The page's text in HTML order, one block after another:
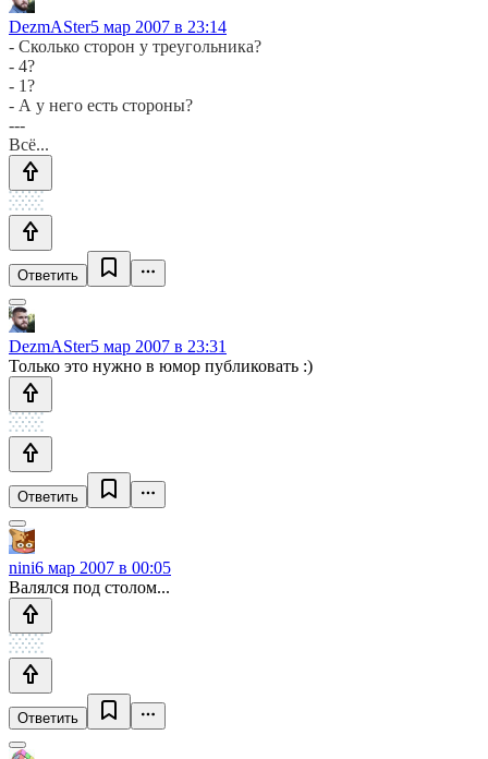
DezmASter5 мар 2007 в 23:14
- Сколько сторон у треугольника?
- 4?
- 1?
- А у него есть стороны?
---
Всё...
Ответить
DezmASter5 мар 2007 в 23:31
Только это нужно в юмор публиковать :)
Ответить
nini6 мар 2007 в 00:05
Валялся под столом...
Ответить